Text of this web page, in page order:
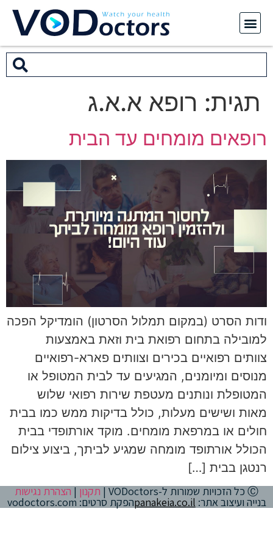
תגית: רופא א.א.ג
רופאים מומחים עד הבית
ודות הסרט (במקום תמלול הסרטון) הומדיקל הפכה
למובילה בתחום רפואת בית וזאת באמצעות
צוותים רפואיים בכירים וצוותים פארא-רפואיים
מנוסים ומיומנים, המגיעים עד לבית המטופל או
המטופלת ונותנים מעטפת שירות רפואי שלוש
מאות ושישים מעלות, כולל בדיקות ממש כמו בבית
חולים או במרפאת מומחים. מוקד אורתופדי בבית
הכולל אורתופד מומחה שמגיע לביתך, ביצוע צילום
רנטגן בבית […]
Ⓒ כל הזכויות שמורות ל-VODoctors | תקנון | הצהרת נגישות
בנייה ועיצוב אתר: panakeia.co.ilהפקת סרטים: vodoctors.com